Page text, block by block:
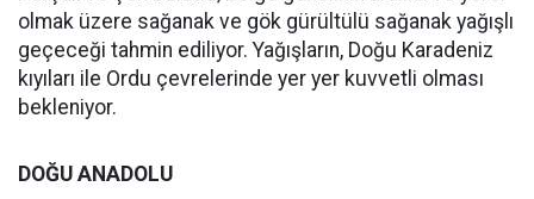
olmak üzere sağanak ve gök gürültülü sağanak yağışlı
geçeceği tahmin ediliyor. Yağışların, Doğu Karadeniz
kıyıları ile Ordu çevrelerinde yer yer kuvvetli olması
bekleniyor.
DOĞU ANADOLU